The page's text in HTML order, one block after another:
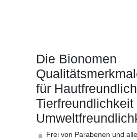
Die Bionomen
für
Tierfreundlichkeit
Frei von Parabenen und